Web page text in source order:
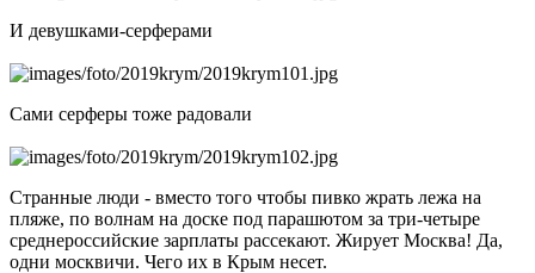
И девушками-серферами
Сами серферы тоже радовали
Странные люди - вместо того чтобы пивко жрать лежа на
пляже, по волнам на доске под парашютом за три-четыре
среднероссийские зарплаты рассекают. Жирует Москва! Да,
одни москвичи. Чего их в Крым несет.